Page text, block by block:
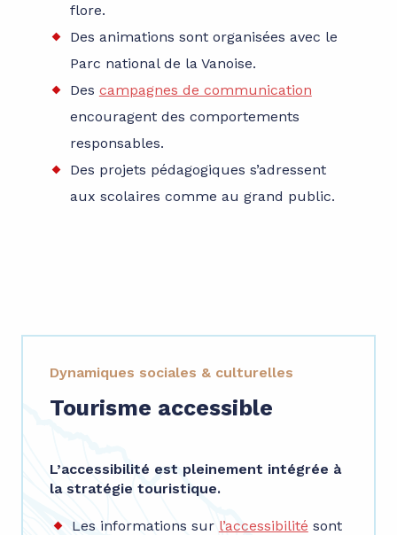
flore.
Des animations sont organisées avec le
Parc national de la Vanoise.
Des campagnes de communication
encouragent des comportements
responsables.
Des projets pédagogiques s’adressent
aux scolaires comme au grand public.
Dynamiques sociales & culturelles
Tourisme accessible
L’accessibilité est pleinement intégrée à
la stratégie touristique.
Les informations sur l’accessibilité sont